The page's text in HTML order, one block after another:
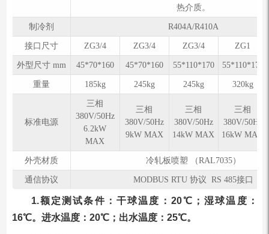
热介质。
制冷剂 R404A/R410A
接口尺寸 ZG3/4 ZG3/4 ZG3/4 ZG1
外型尺寸 mm 45*70*160 45*70*160 55*110*170 55*110*170
重量 185kg 245kg 245kg 320kg
标准电源
三相
380V/50Hz
6.2kW
MAX
三相
380V/50Hz
9kW MAX
三相
380V/50Hz
14kW MAX
三相
380V/50Hz
16kW MAX
外壳材质 冷轧板喷塑 （RAL7035）
通信协议 MODBUS RTU 协议 RS 485接口
1.额定测试条件：干球温度：20℃；湿球温度：
16℃。进水温度：20℃；出⽔温度：25℃。